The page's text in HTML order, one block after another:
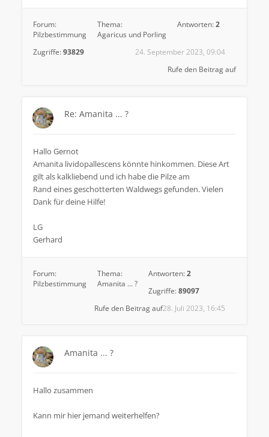
Forum:
Pilzbestimmung
Thema:
Agaricus und Porling
Antworten:2
Zugriffe:93829
24. September 2023, 09:04
Rufe den Beitrag auf
Re: Amanita ... ?
Hallo Gernot
Amanita lividopallescens könnte hinkommen. Diese Art
gilt als kalkliebend und ich habe die Pilze am
Rand eines geschotterten Waldwegs gefunden. Vielen
Dank für deine Hilfe!
LG
Gerhard
Forum:
Pilzbestimmung
Thema:
Amanita ... ?
Antworten:2
Zugriffe:89097
28. Juli 2023, 16:45
Rufe den Beitrag auf
Amanita ... ?
Hallo zusammen
Kann mir hier jemand weiterhelfen?